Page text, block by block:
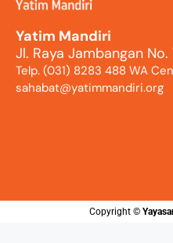
Yatim Mandiri
Jl. Raya Jambangan
Telp. (031) 8283 488 WA
sahabat@yatimmandiri.org
Copyright ©️